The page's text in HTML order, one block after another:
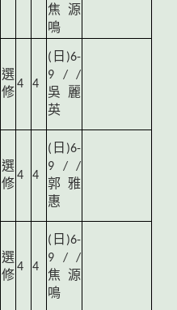
焦源
鳴
選
修
4 4
( 日)6-
9 / /
吳麗
英
選
修
4 4
( 日)6-
9 / /
郭雅
惠
選
修
4 4
( 日)6-
9 / /
焦源
鳴